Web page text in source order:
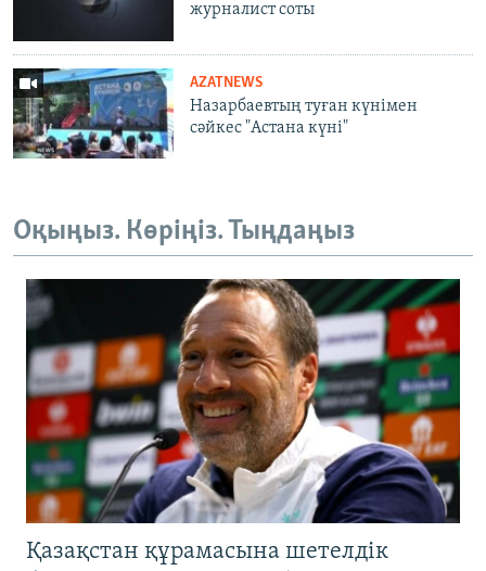
журналист соты
AZATNEWS
Назарбаевтың туған күнімен
сәйкес "Астана күні"
Оқыңыз. Көріңіз. Тыңдаңыз
Қазақстан құрамасына шетелдік